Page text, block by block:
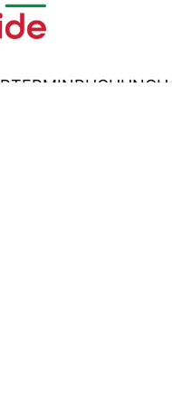
TERMINBUCHUNG